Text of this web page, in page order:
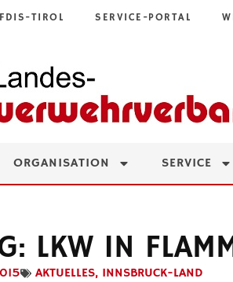
FDIS-TIROL SERVICE-PORTAL
ORGANISATION SERVICE
LKW IN
AKTUELLES, INNSBRUCK-LAND